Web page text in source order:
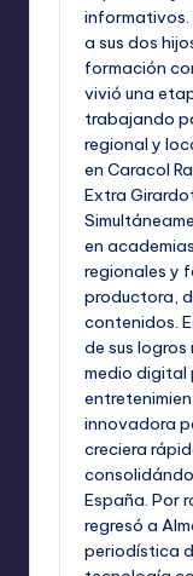
informativos.
a sus dos
formación
vivió una
trabajando
regional y
en Caracol
Extra
en
regionales y
productora,
contenidos.
de sus logros
medio digital
innovadora
creciera
España. Por
regresó a
periodística